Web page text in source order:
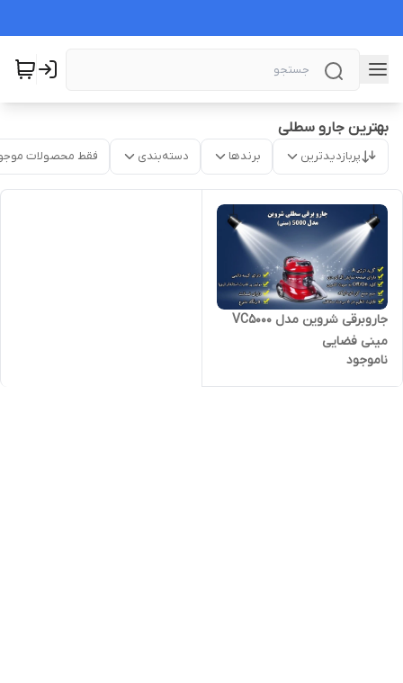
بهترین جارو سطلی
پربازدیدترین برندها دسته‌بندی فقط محصولات
جاروبرقی شروین مدل VC5000
مینی فضایی
ناموجود